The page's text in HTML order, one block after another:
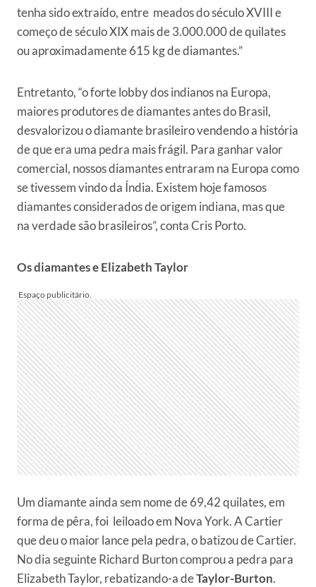
tenha sido extraído, entre meados do século XVIII e
começo de século XIX mais de 3.000.000 de quilates
ou aproximadamente 615 kg de diamantes.”
Entretanto, “o forte lobby dos indianos na Europa,
maiores produtores de diamantes antes do Brasil,
desvalorizou o diamante brasileiro vendendo a história
de que era uma pedra mais frágil. Para ganhar valor
comercial, nossos diamantes entraram na Europa como
se tivessem vindo da Índia. Existem hoje famosos
diamantes considerados de origem indiana, mas que
na verdade são brasileiros”, conta Cris Porto.
Os diamantes e Elizabeth Taylor
Um diamante ainda sem nome de 69,42 quilates, em
forma de pêra, foi leiloado em Nova York. A Cartier
que deu o maior lance pela pedra, o batizou de Cartier.
No dia seguinte Richard Burton comprou a pedra para
Elizabeth Taylor, rebatizando-a deTaylor-Burton.